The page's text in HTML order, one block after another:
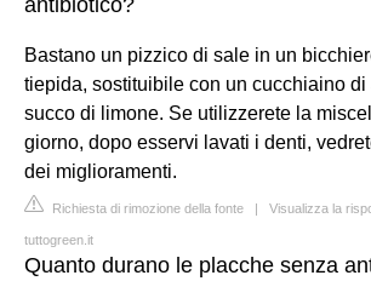
Bastano un pizzico di sale in un
tiepida, sostituibile con un cucchiaino
succo di limone. Se utilizzerete la
giorno, dopo esservi lavati i denti,
dei miglioramenti.
Richiesta di rimozione della fonte | Visualizza la
tuttogreen.it
Quanto durano le placche senza